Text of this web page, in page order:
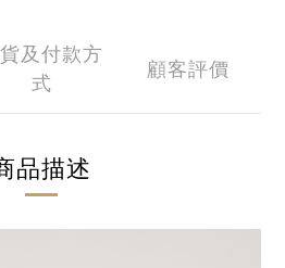
及付款方
式
顧客評價
品描述